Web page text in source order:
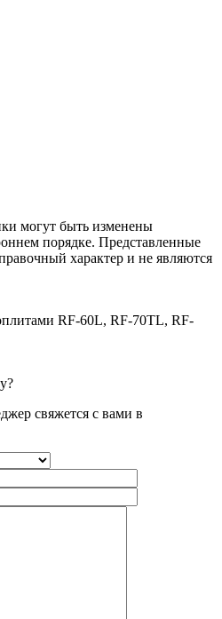
могут быть изменены
порядке. Представленные
характер и не являются
RF-60L, RF-70TL, RF-
свяжется с вами в